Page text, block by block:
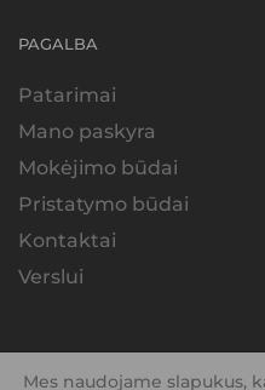
PAGALBA
Patarimai
Mano paskyra
Mokėjimo būdai
Pristatymo būdai
Kontaktai
Verslui
Mes naudojame slapukus,